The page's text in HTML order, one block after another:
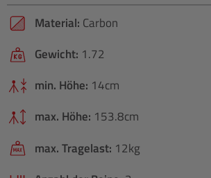
Material: Carbon
Gewicht: 1.72
min. Höhe: 14cm
max. Höhe: 153.8cm
max. Tragelast: 12kg